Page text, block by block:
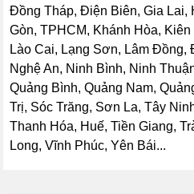
Đồng Tháp, Điện Biên, Gia Lai,
Gòn, TPHCM, Khánh Hòa,
Lào Cai, Lạng Sơn, Lâm Đồng,
Nghệ An, Ninh Bình, Ninh
Quảng Bình, Quảng Nam,
Trị, Sóc Trăng, Sơn La, Tây
Thanh Hóa, Huế, Tiền Giang,
Long, Vĩnh Phúc, Yên Bái...